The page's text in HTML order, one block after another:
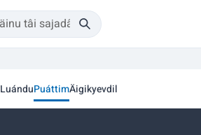
LuánduPuáttimÄigikyevdil